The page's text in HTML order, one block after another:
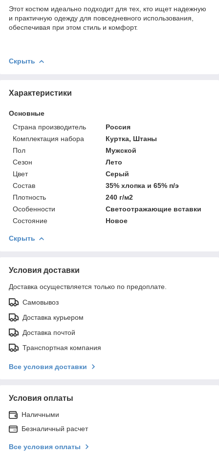
Этот костюм идеально подходит для тех, кто ищет надежную
и практичную одежду для повседневного использования,
обеспечивая при этом стиль и комфорт.
Скрыть
Характеристики
Основные
Страна производитель
Россия
Комплектация набора
Куртка, Штаны
Пол
Мужской
Сезон
Лето
Цвет
Серый
Состав
35% хлопка и 65% п/э
Плотность
240 г/м2
Особенности
Светоотражающие вставки
Состояние
Новое
Скрыть
Условия доставки
Доставка осуществляется только по предоплате.
Самовывоз
Доставка курьером
Доставка почтой
Транспортная компания
Все условия доставки
Условия оплаты
Наличными
Безналичный расчет
Все условия оплаты